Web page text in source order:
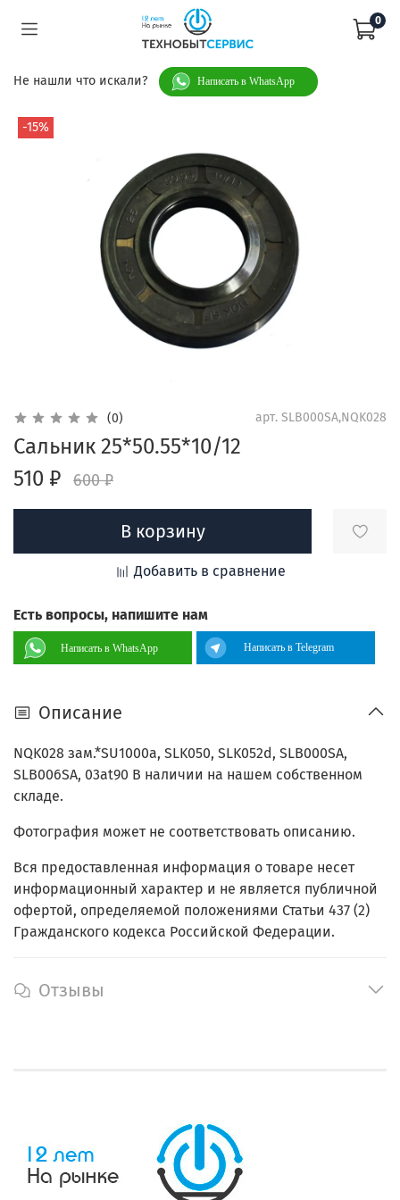
0
Не нашли что искали? Написать в WhatsApp
-15%
(0) арт. SLB000SA,NQK028
Сальник 25*50.55*10/12
510 ₽
600 ₽
В корзину
Добавить в сравнение
Есть вопросы, напишите нам
Написать в WhatsApp Написать в Telegram
Описание
NQK028 зам.*SU1000a, SLK050, SLK052d, SLB000SA,
SLB006SA, 03at90 В наличии на нашем собственном
складе.
Фотография может не соответствовать описанию.
Вся предоставленная информация о товаре несет
информационный характер и не является публичной
офертой, определяемой положениями Статьи 437 (2)
Гражданского кодекса Российской Федерации.
Отзывы